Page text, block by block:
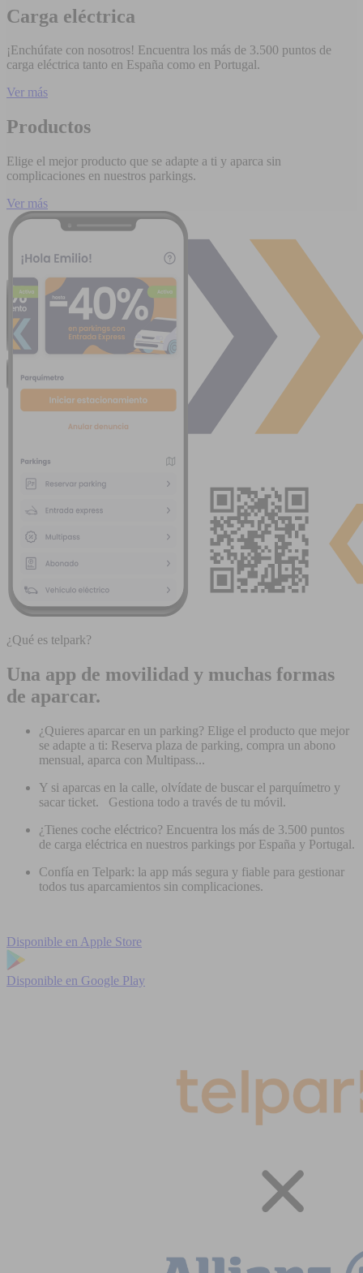
Carga eléctrica
¡Enchúfate con nosotros! Encuentra los más de 3.500 puntos de
carga eléctrica tanto en España como en Portugal.
Ver más
Productos
Elige el mejor producto que se adapte a ti y aparca sin
complicaciones en nuestros parkings.
Ver más
¿Qué es telpark?
Una app de movilidad y muchas formas
de aparcar.
¿Quieres aparcar en un parking? Elige el producto que mejor
se adapte a ti: Reserva plaza de parking, compra un abono
mensual, aparca con Multipass...
Y si aparcas en la calle, olvídate de buscar el parquímetro y
sacar ticket. Gestiona todo a través de tu móvil.
¿Tienes coche eléctrico? Encuentra los más de 3.500 puntos
de carga eléctrica en nuestros parkings por España y Portugal.
Confía en Telpark: la app más segura y fiable para gestionar
todos tus aparcamientos sin complicaciones.
Disponible en Apple Store
Disponible en Google Play